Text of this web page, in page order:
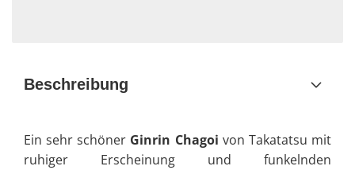
Beschreibung
Ein sehr schöner Ginrin Chagoi von Takatatsu mit
ruhiger Erscheinung und funkelnden